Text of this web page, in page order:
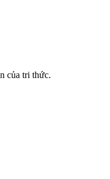
của tri thức.